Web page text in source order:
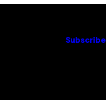
Subscribe